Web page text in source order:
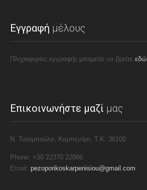
Εγγραφή μέλους
Πληροφορίες εγγραφής μπορείτε να βρείτε εδώ
Επικοινωνήστε μαζί μας
Ν. Τσιαμπούλα, Καρπενήσι, Τ.Κ. 36100
Phone: +30 22370 22866
Email: pezoporikoskarpenisiou@gmail.com